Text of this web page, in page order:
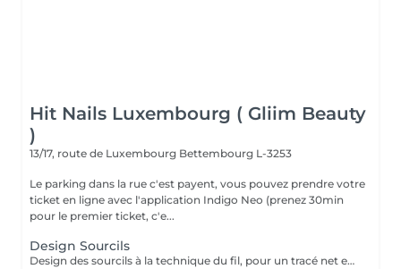
Hit Nails Luxembourg ( Gliim Beauty
)
13/17, route de Luxembourg Bettembourg L-3253
Le parking dans la rue c'est payent, vous pouvez prendre votre
ticket en ligne avec l'application Indigo Neo (prenez 30min
pour le premier ticket, c'e...
Design Sourcils
Design des sourcils à la technique du fil, pour un tracé net et harmonieux. Le service comprend la définition de la forme adaptée à votre visage, pour un résultat naturel et parfaitement structuré.